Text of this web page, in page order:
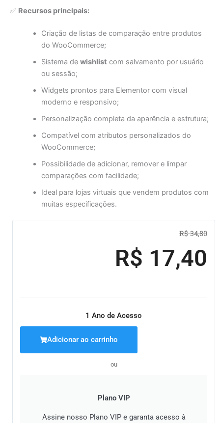
✅ Recursos principais:
Criação de listas de comparação entre produtos
do WooCommerce;
Sistema de wishlist com salvamento por usuário
ou sessão;
Widgets prontos para Elementor com visual
moderno e responsivo;
Personalização completa da aparência e estrutura;
Compatível com atributos personalizados do
WooCommerce;
Possibilidade de adicionar, remover e limpar
comparações com facilidade;
Ideal para lojas virtuais que vendem produtos com
muitas especificações.
R$34,80O
R$ 17,40
O
1 Ano de Acesso
Adicionar ao carrinho
ou
Plano VIP
Assine nosso Plano VIP e garanta acesso à